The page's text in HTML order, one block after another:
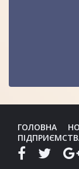
ГОЛОВНА